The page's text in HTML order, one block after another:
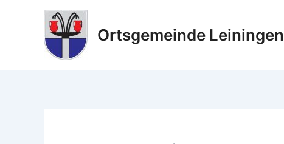
Ortsgemeinde Leiningen